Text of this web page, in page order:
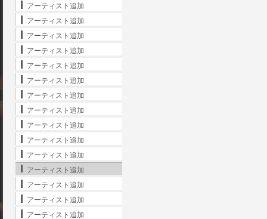
アーティスト追加
アーティスト追加
アーティスト追加
アーティスト追加
アーティスト追加
アーティスト追加
アーティスト追加
アーティスト追加
アーティスト追加
アーティスト追加
アーティスト追加
アーティスト追加
アーティスト追加
アーティスト追加
アーティスト追加